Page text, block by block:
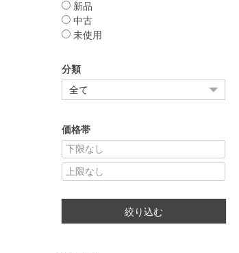
新品
中古
未使用
分類
価格帯
絞り込む